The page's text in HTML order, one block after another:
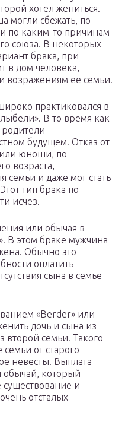
хотел жениться.
могли сбежать, по
по каким-то причинам
союза. В некоторых
брака, при
в дом человека,
возражениям ее семьи.
практиковался в
В то время как
будущем. Отказ от
или юноши, по
возраста,
семьи и даже мог стать
тип брака по
исчез.
или обычая в
В этом браке мужчина
Обычно это
оплатить
сына в семье
«Berder» или
дочь и сына из
второй семьи. Такого
от старого
невесты. Выплата
обычай, который
существование и
отсталых